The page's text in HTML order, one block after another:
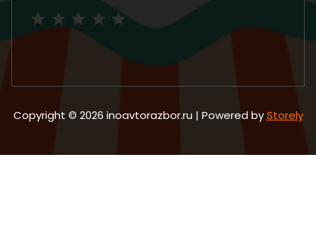
Copyright © 2026 inoavtorazbor.ru | Powered byStorely